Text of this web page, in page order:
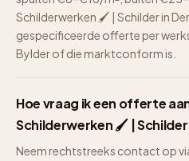
Schilderwerken 🖌 | Schilder in
gespecificeerde offerte per
Bylder of die marktconform is.
Hoe vraag ik een offerte
Schilderwerken 🖌 | Schilder
Neem rechtstreeks contact op